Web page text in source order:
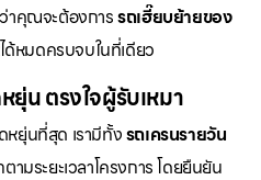
าคุณจะต้องการรถเฮี๊ยบย้ายของ
ได้หมดครบจบในที่เดียว
ยุ่น ตรงใจผู้รับเหมา
หยุ่นที่สุด เรามีทั้งรถเครนรายวัน
ตามระยะเวลาโครงการ โดยยืนยัน